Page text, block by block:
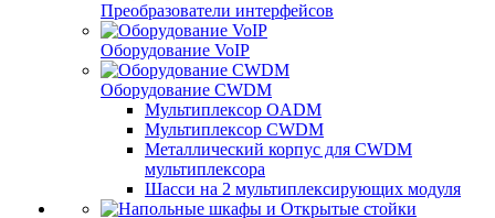
Преобразователи интерфейсов
Оборудование VoIP
Оборудование CWDM
Мультиплекcор OADM
Мультиплексор CWDM
Металлический корпус для CWDM
мультиплексора
Шасси на 2 мультиплексирующих модуля